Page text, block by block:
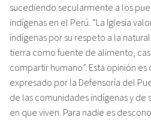
sucediendo secularmente a los
indígenas en el Perú. “La Iglesia
indígenas por su respeto a la
tierra como fuente de alimento,
compartir humano”. Esta opinión
expresado por la Defensoría del
de las comunidades indígenas y de
en que viven. Para nadie es